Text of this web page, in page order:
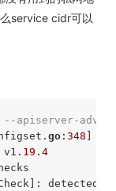
service cidr可以
--apiserver-
go: 348
.19 .4
detected